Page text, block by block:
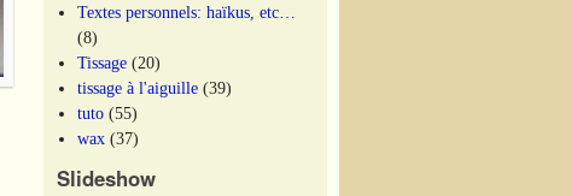
Textes personnels: haïkus, etc…
(8)
Tissage (20)
tissage à l'aiguille (39)
tuto (55)
wax (37)
Slideshow